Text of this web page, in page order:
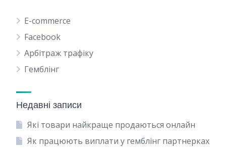
E-commerce
Facebook
Арбітраж трафіку
Гемблінг
Недавні записи
Які товари найкраще продаються онлайн
Як працюють виплати у гемблінг партнерках